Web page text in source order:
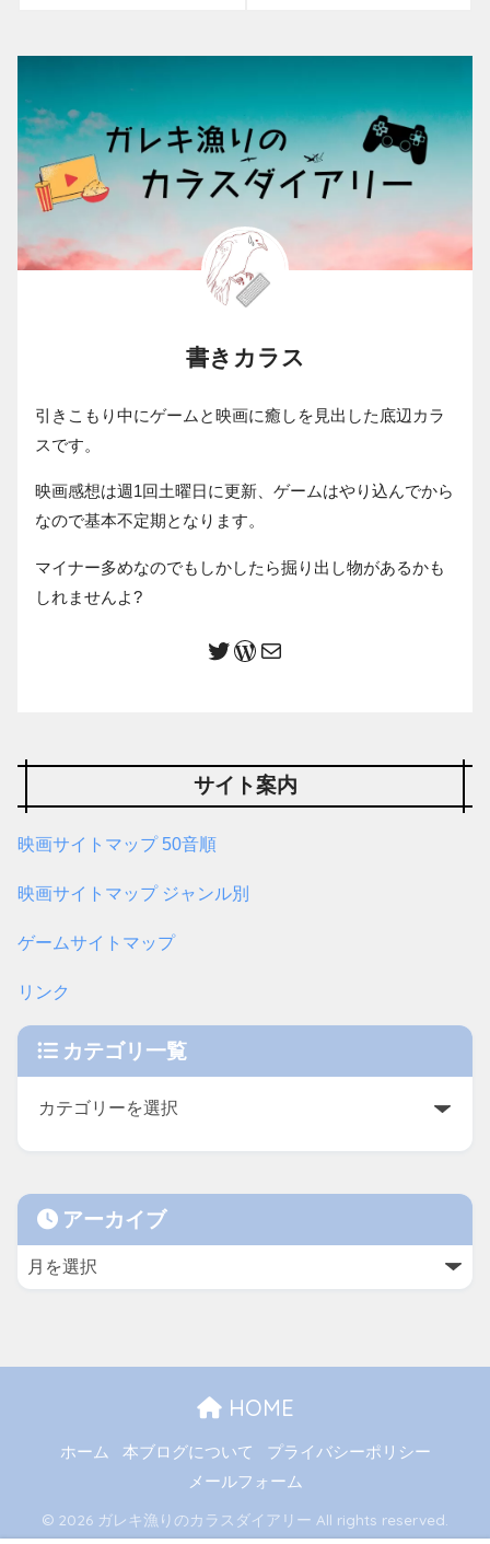
書きカラス
引きこもり中にゲームと映画に癒しを見出した底辺カラ
スです。
映画感想は週1回土曜日に更新、ゲームはやり込んでから
なので基本不定期となります。
マイナー多めなのでもしかしたら掘り出し物があるかも
しれませんよ?
サイト案内
映画サイトマップ 50音順
映画サイトマップ ジャンル別
ゲームサイトマップ
リンク
カテゴリ一覧
アーカイブ
HOME
ホーム 本ブログについて
プライバシーポリシー
メールフォーム
© 2026 ガレキ漁りのカラスダイアリー All rights reserved.